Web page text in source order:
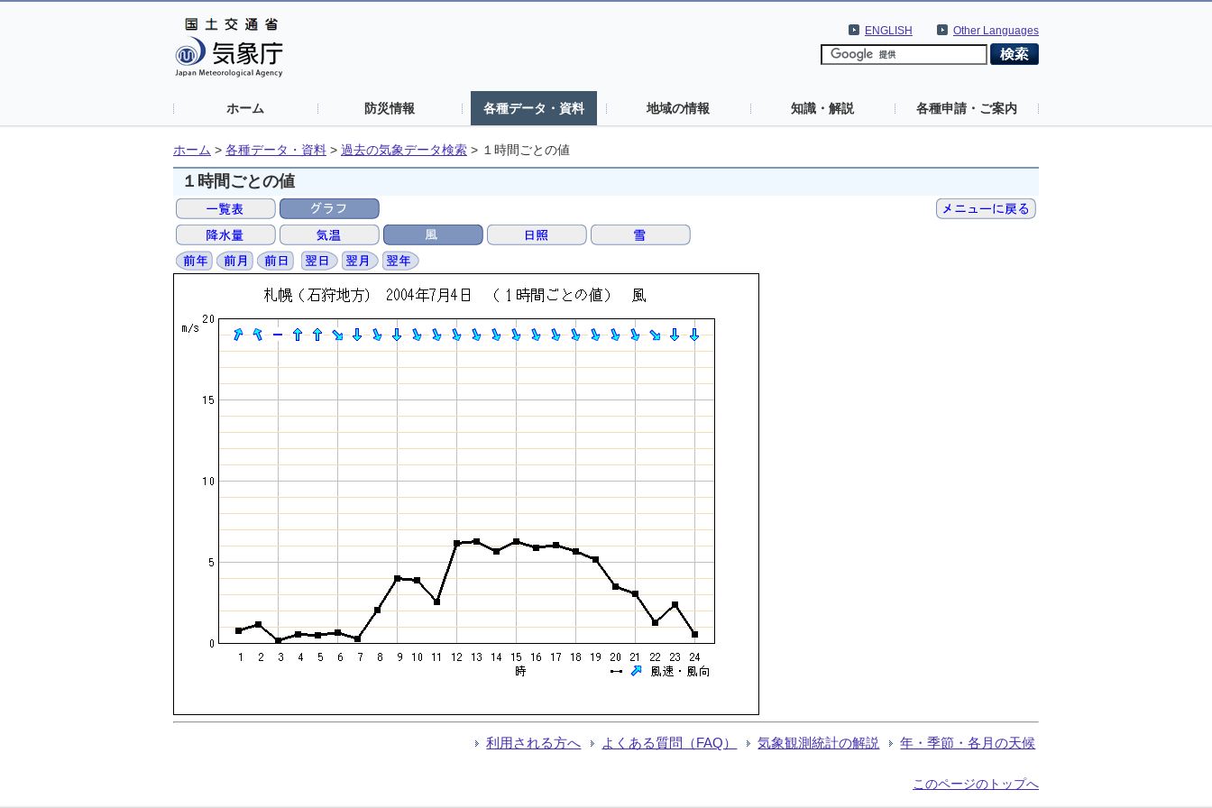
Other Languages
ENGLISH
ホーム 防災情報 各種データ・資料 地域の情報 知識・解説 各種申請・ご案内
ホーム > 各種データ・資料 > 過去の気象データ検索 > １時間ごとの値
１時間ごとの値
利用される方へ よくある質問（FAQ） 気象観測統計の解説 年・季節・各月の天候
このページのトップへ